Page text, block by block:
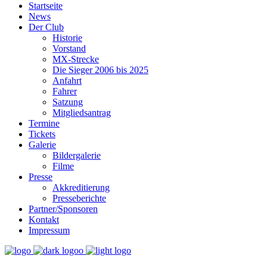
Startseite
News
Der Club
Historie
Vorstand
MX-Strecke
Die Sieger 2006 bis 2025
Anfahrt
Fahrer
Satzung
Mitgliedsantrag
Termine
Tickets
Galerie
Bildergalerie
Filme
Presse
Akkreditierung
Presseberichte
Partner/Sponsoren
Kontakt
Impressum